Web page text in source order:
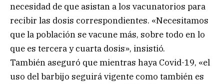
necesidad de que asistan a los vacunatorios para
recibir las dosis correspondientes. «Necesitamos
que la población se vacune más, sobre todo en lo
que es tercera y cuarta dosis», insistió.
También aseguró que mientras haya Covid-19, «el
uso del barbijo seguirá vigente como también es